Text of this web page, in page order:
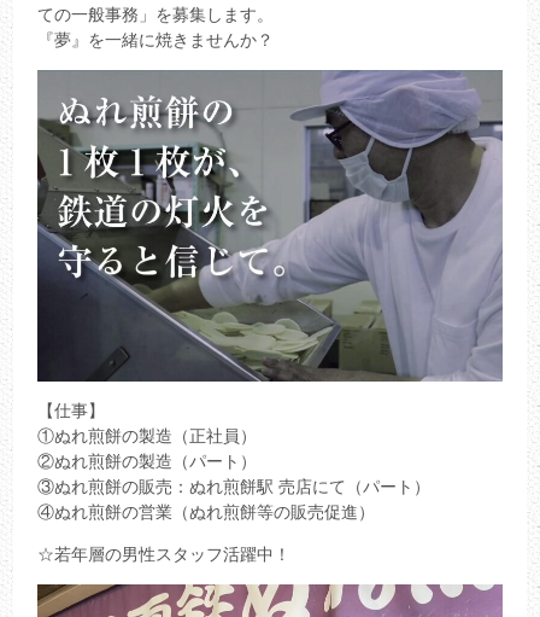
ての一般事務」を募集します。
『夢』を一緒に焼きませんか？
【仕事】
①ぬれ煎餅の製造（正社員）
②ぬれ煎餅の製造（パート）
③ぬれ煎餅の販売：ぬれ煎餅駅 売店にて（パート）
④ぬれ煎餅の営業（ぬれ煎餅等の販売促進）
☆若年層の男性スタッフ活躍中！